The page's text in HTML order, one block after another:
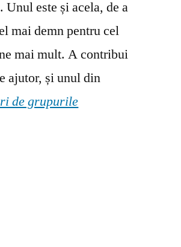
este și acela, de a
mai demn pentru cel
mai mult. A contribui
ajutor, și unul din
de grupurile